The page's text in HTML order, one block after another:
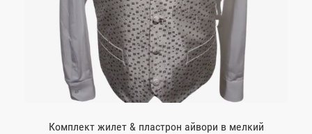
Комплект жилет & пластрон айвори в мелкий